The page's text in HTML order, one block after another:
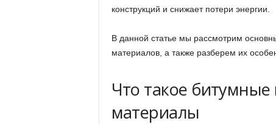
конструкций и снижает потери энергии.
В данной статье мы рассмотрим
материалов, а также разберем их
Что такое
материалы